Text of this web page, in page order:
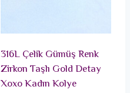
316L Çelik Gümüş Renk
Zirkon Taşlı Gold Detay
Xoxo Kadın Kolye